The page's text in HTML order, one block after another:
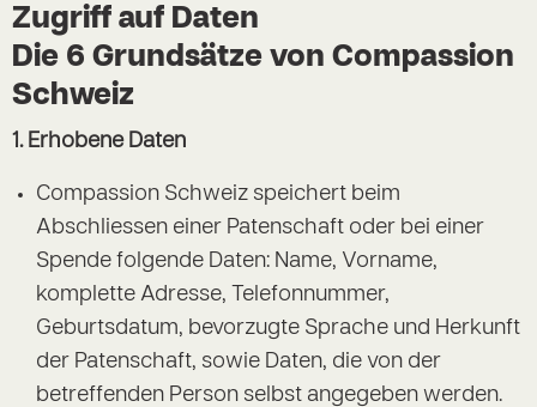
Zugriff auf Daten
Die 6 Grundsätze von Compassion
Schweiz
1. Erhobene Daten
Compassion Schweiz speichert beim
Abschliessen einer Patenschaft oder bei einer
Spende folgende Daten: Name, Vorname,
komplette Adresse, Telefonnummer,
Geburtsdatum, bevorzugte Sprache und Herkunft
der Patenschaft, sowie Daten, die von der
betreffenden Person selbst angegeben werden.